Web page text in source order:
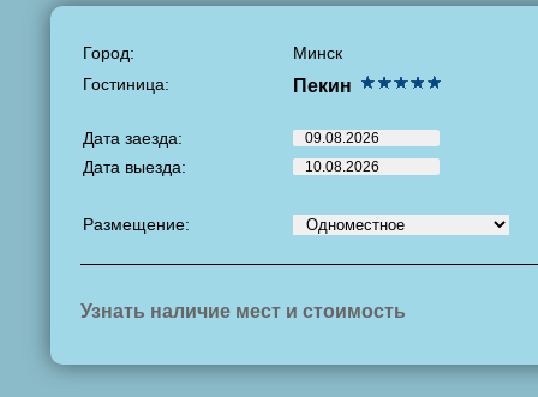
Город:
Минск
Гостиница:
Пекин
Дата заезда:
Дата выезда:
Размещение:
Узнать наличие мест и стоимость